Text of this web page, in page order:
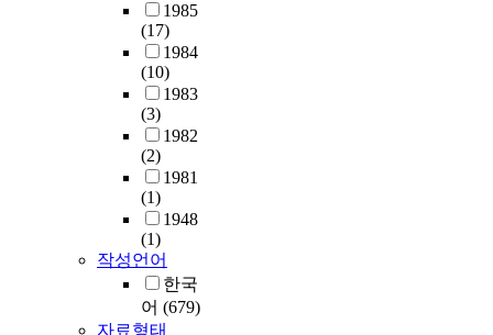
1985
(17)
1984
(10)
1983
(3)
1982
(2)
1981
(1)
1948
(1)
작성언어
한국
어 (679)
자료형태